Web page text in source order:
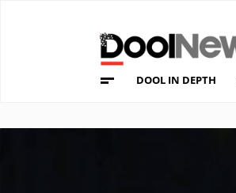
DOOL IN DEPTH